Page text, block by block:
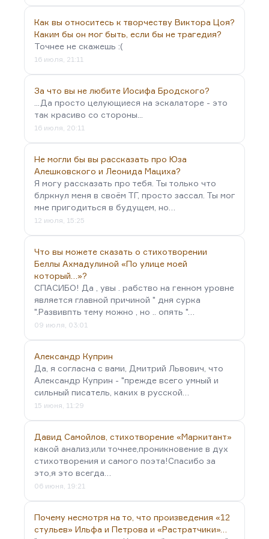
Как вы относитесь к творчеству Виктора Цоя?
Каким бы он мог быть, если бы не трагедия?
Точнее не скажешь :(
16 июля, 21:11
За что вы не любите Иосифа Бродского?
...Да просто целующиеся на эскалаторе - это
так красиво со стороны...
16 июля, 20:11
Не могли бы вы рассказать про Юза
Алешковского и Леонида Мациха?
Я могу рассказать про тебя. Ты только что
блркнул меня в своём ТГ, просто зассал. Ты мог
мне пригодиться в будущем, но…
12 июля, 15:25
Что вы можете сказать о стихотворении
Беллы Ахмадулиной «По улице моей
который…»?
СПАСИБО! Да , увы . рабство на генном уровне
является главной причиной " дня сурка
".Развивпть тему можно , но .. опять "…
09 июля, 03:01
Александр Куприн
Да, я согласна с вами, Дмитрий Львович, что
Александр Куприн - "прежде всего умный и
сильный писатель, каких в русской…
15 июня, 11:29
Давид Самойлов, стихотворение «Маркитант»
какой анализ,или точнее,проникновение в дух
стихотворения и самого поэта!Спасибо за
это,я это всегда…
06 июня, 19:21
Почему несмотря на то, что произведения «12
стульев» Ильфа и Петрова и «Растратчики»…